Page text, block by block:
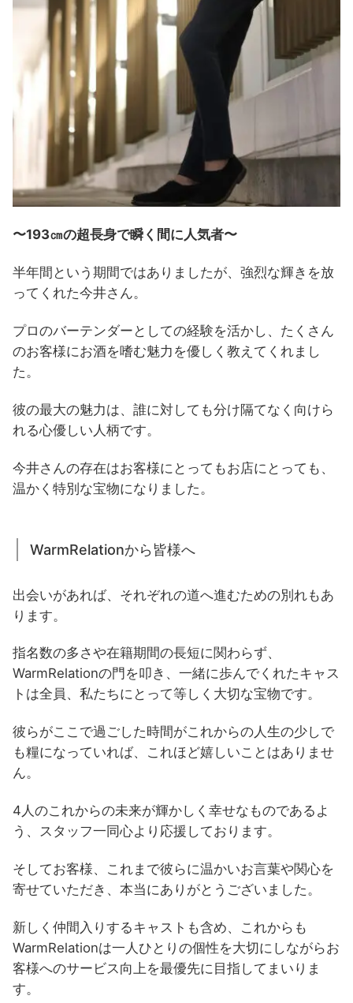
〜193㎝の超長身で瞬く間に人気者〜
半年間という期間ではありましたが、強烈な輝きを放
ってくれた今井さん。
プロのバーテンダーとしての経験を活かし、たくさん
のお客様にお酒を嗜む魅力を優しく教えてくれまし
た。
彼の最大の魅力は、誰に対しても分け隔てなく向けら
れる心優しい人柄です。
今井さんの存在はお客様にとってもお店にとっても、
温かく特別な宝物になりました。
WarmRelationから皆様へ
出会いがあれば、それぞれの道へ進むための別れもあ
ります。
指名数の多さや在籍期間の長短に関わらず、
WarmRelationの門を叩き、一緒に歩んでくれたキャス
トは全員、私たちにとって等しく大切な宝物です。
彼らがここで過ごした時間がこれからの人生の少しで
も糧になっていれば、これほど嬉しいことはありませ
ん。
4人のこれからの未来が輝かしく幸せなものであるよ
う、スタッフ一同心より応援しております。
そしてお客様、これまで彼らに温かいお言葉や関心を
寄せていただき、本当にありがとうございました。
新しく仲間入りするキャストも含め、これからも
WarmRelationは一人ひとりの個性を大切にしながらお
客様へのサービス向上を最優先に目指してまいりま
す。